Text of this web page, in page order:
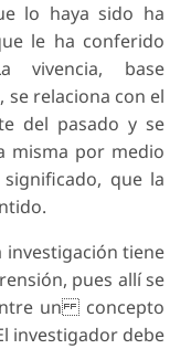
lo haya sido ha
le ha conferido
vivencia, base
relaciona con el
del pasado y se
misma por medio
que la
investigación tiene
pues allí se
un concepto
investigador debe